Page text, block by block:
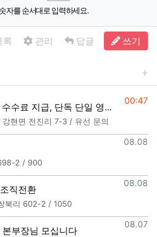
자를 순서대로 입력하세요.
록 관리 답글 쓰기
등록일
00:47
(대우건설 시공) 역대 최대 수수료 지급, 단독 단일 영업본부 선착순 모집
현면 전진리 7-3 / 유선 문의
등록일
08.08
2 / 900
등록일
08.08
직전환
북리 602-2 / 1050
등록일
08.07
부장님 모십니다